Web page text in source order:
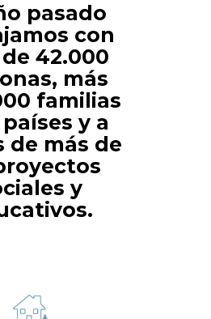
pasado
con
42.000
más
familias
y a
de más de
y